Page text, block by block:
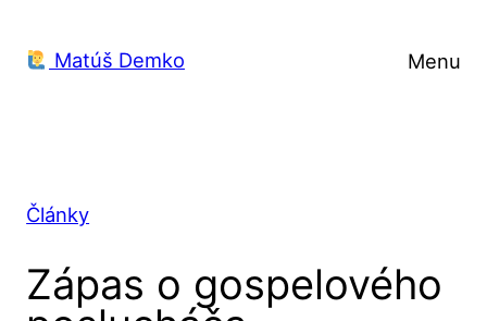
na
Matúš Demko Menu
Články
Zápas o gospelového